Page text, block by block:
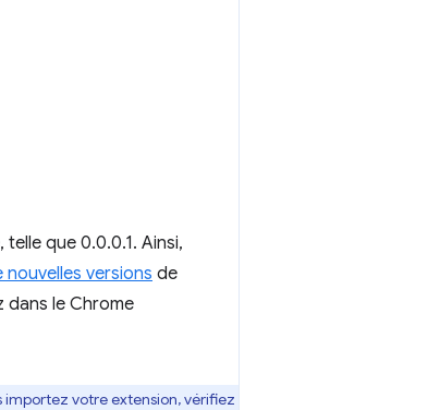
que 0.0.0.1. Ainsi,
versions de
dans le Chrome
importez votre extension, vérifiez